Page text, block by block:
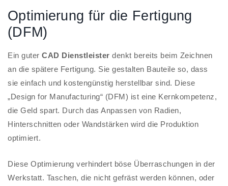
Optimierung für die Fertigung
(DFM)
Ein guter CAD Dienstleister denkt bereits beim Zeichnen
an die spätere Fertigung. Sie gestalten Bauteile so, dass
sie einfach und kostengünstig herstellbar sind. Diese
„Design for Manufacturing“ (DFM) ist eine Kernkompetenz,
die Geld spart. Durch das Anpassen von Radien,
Hinterschnitten oder Wandstärken wird die Produktion
optimiert.
Diese Optimierung verhindert böse Überraschungen in der
Werkstatt. Taschen, die nicht gefräst werden können, oder